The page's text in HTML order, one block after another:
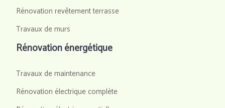
Rénovation revêtement terrasse
Travaux de murs
Rénovation énergétique
Travaux de maintenance
Rénovation électrique complète